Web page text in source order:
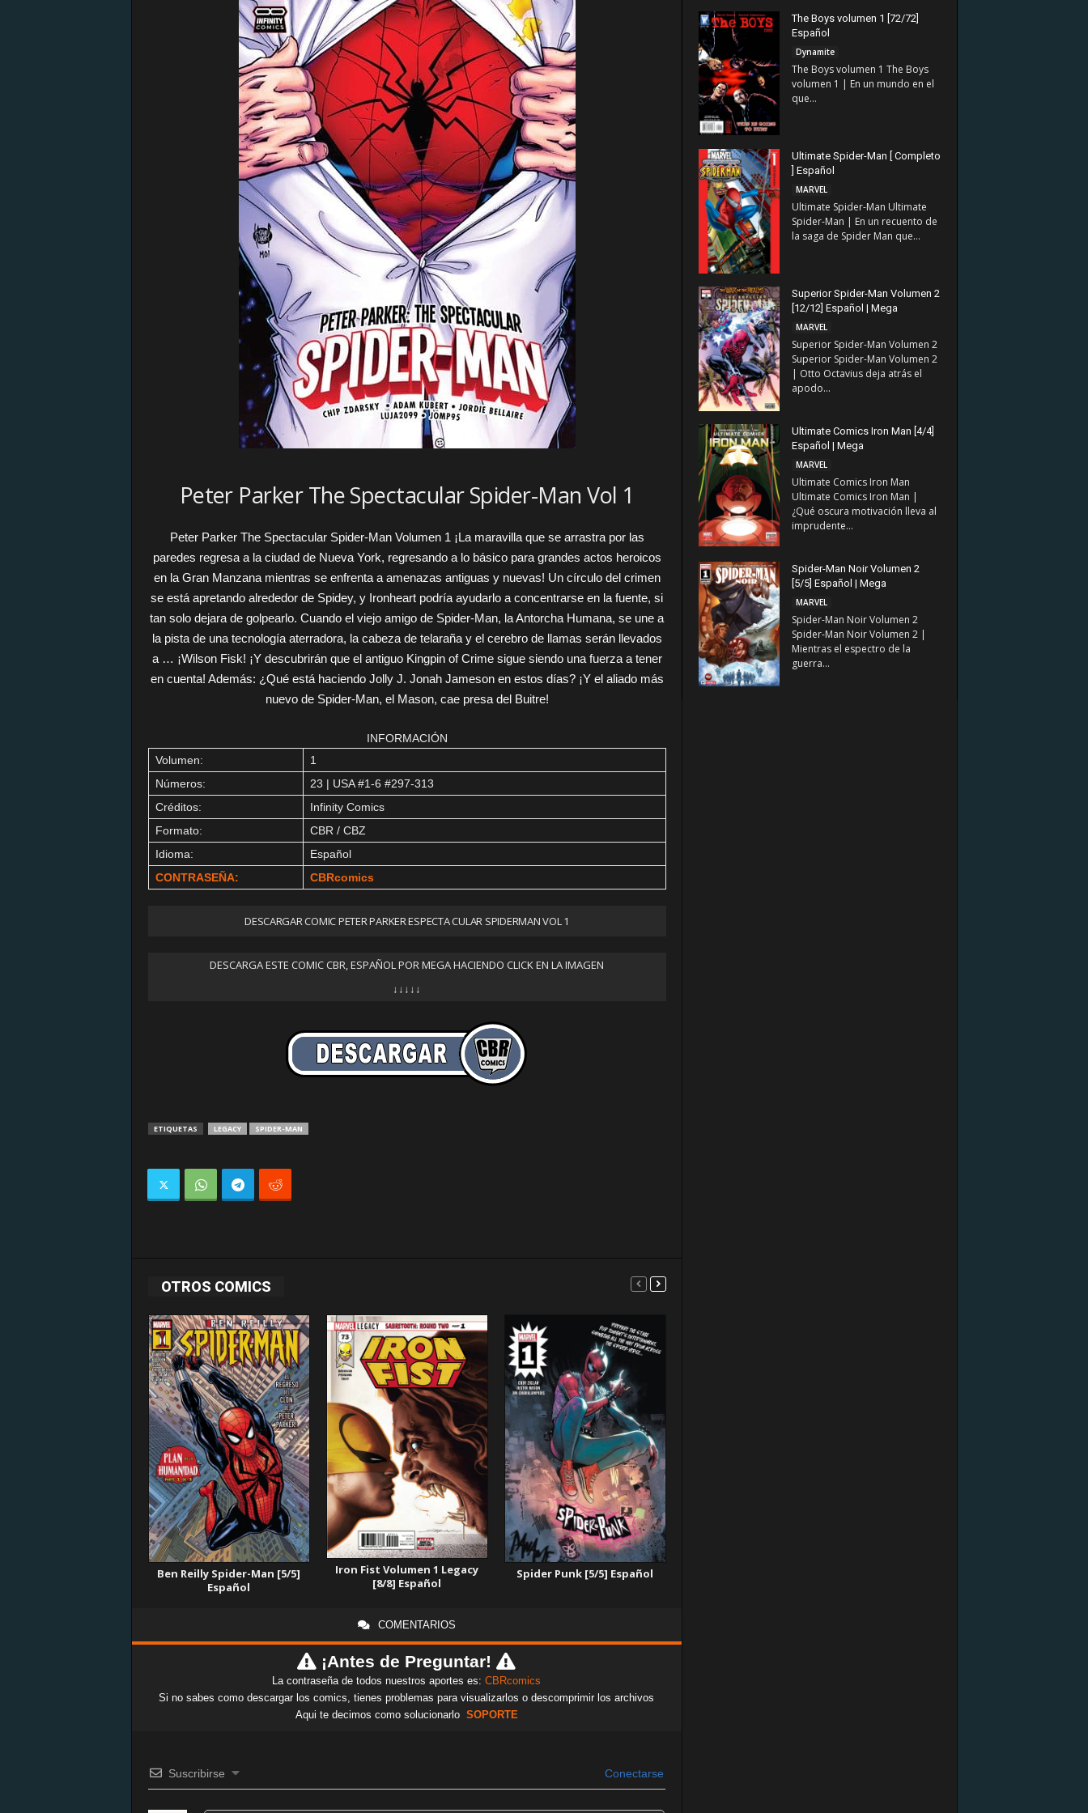
Peter Parker The Spectacular Spider-Man Vol 1
Peter Parker The Spectacular Spider-Man Volumen 1 ¡La maravilla que se arrastra por las
paredes regresa a la ciudad de Nueva York, regresando a lo básico para grandes actos heroicos
en la Gran Manzana mientras se enfrenta a amenazas antiguas y nuevas! Un círculo del crimen
se está apretando alrededor de Spidey, y Ironheart podría ayudarlo a concentrarse en la fuente, si
tan solo dejara de golpearlo. Cuando el viejo amigo de Spider-Man, la Antorcha Humana, se une a
la pista de una tecnología aterradora, la cabeza de telaraña y el cerebro de llamas serán llevados
a … ¡Wilson Fisk! ¡Y descubrirán que el antiguo Kingpin of Crime sigue siendo una fuerza a tener
en cuenta! Además: ¿Qué está haciendo Jolly J. Jonah Jameson en estos días? ¡Y el aliado más
nuevo de Spider-Man, el Mason, cae presa del Buitre!
INFORMACIÓN
Volumen:
1
Números:
23 | USA #1-6 #297-313
Créditos:
Infinity Comics
Formato:
CBR / CBZ
Idioma:
Español
CONTRASEÑA:
CBRcomics
DESCARGAR COMIC PETER PARKER ESPECTA CULAR SPIDERMAN VOL 1
DESCARGA ESTE COMIC CBR, ESPAÑOL POR MEGA HACIENDO CLICK EN LA IMAGEN
↓↓↓↓↓
ETIQUETAS LEGACY SPIDER-MAN
OTROS COMICS
Ben Reilly Spider-Man [5/5]
Español
Iron Fist Volumen 1 Legacy
[8/8] Español
Spider Punk [5/5] Español
COMENTARIOS
¡Antes de Preguntar!
La contraseña de todos nuestros aportes es: CBRcomics
Si no sabes como descargar los comics, tienes problemas para visualizarlos o descomprimir los archivos
Aqui te decimos como solucionarlo SOPORTE
Suscribirse Conectarse
The Boys volumen 1 [72/72]
Español
Dynamite
The Boys volumen 1 The Boys
volumen 1 | En un mundo en el
que...
Ultimate Spider-Man [ Completo
] Español
MARVEL
Ultimate Spider-Man Ultimate
Spider-Man | En un recuento de
la saga de Spider Man que...
Superior Spider-Man Volumen 2
[12/12] Español | Mega
MARVEL
Superior Spider-Man Volumen 2
Superior Spider-Man Volumen 2
| Otto Octavius deja atrás el
apodo...
Ultimate Comics Iron Man [4/4]
Español | Mega
MARVEL
Ultimate Comics Iron Man
Ultimate Comics Iron Man |
¿Qué oscura motivación lleva al
imprudente...
Spider-Man Noir Volumen 2
[5/5] Español | Mega
MARVEL
Spider-Man Noir Volumen 2
Spider-Man Noir Volumen 2 |
Mientras el espectro de la
guerra...